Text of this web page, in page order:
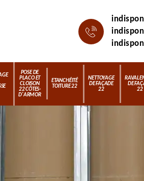
POSE DE
PLACO ET
CLOISON
22 CÔTES-
D'ARMOR
ETANCHÉITÉ
TOITURE 22
NETTOYAGE
DE FAÇADE
22
DE
22